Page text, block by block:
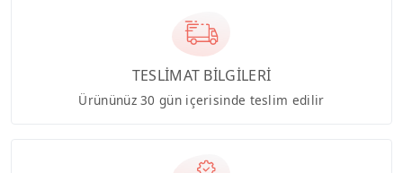
TESLİMAT BİLGİLERİ
Ürününüz 30 gün içerisinde teslim edilir